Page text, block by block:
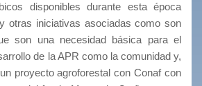
disponibles durante esta época
otras iniciativas asociadas como son
son una necesidad básica para el
de la APR como la comunidad y,
proyecto agroforestal con Conaf con